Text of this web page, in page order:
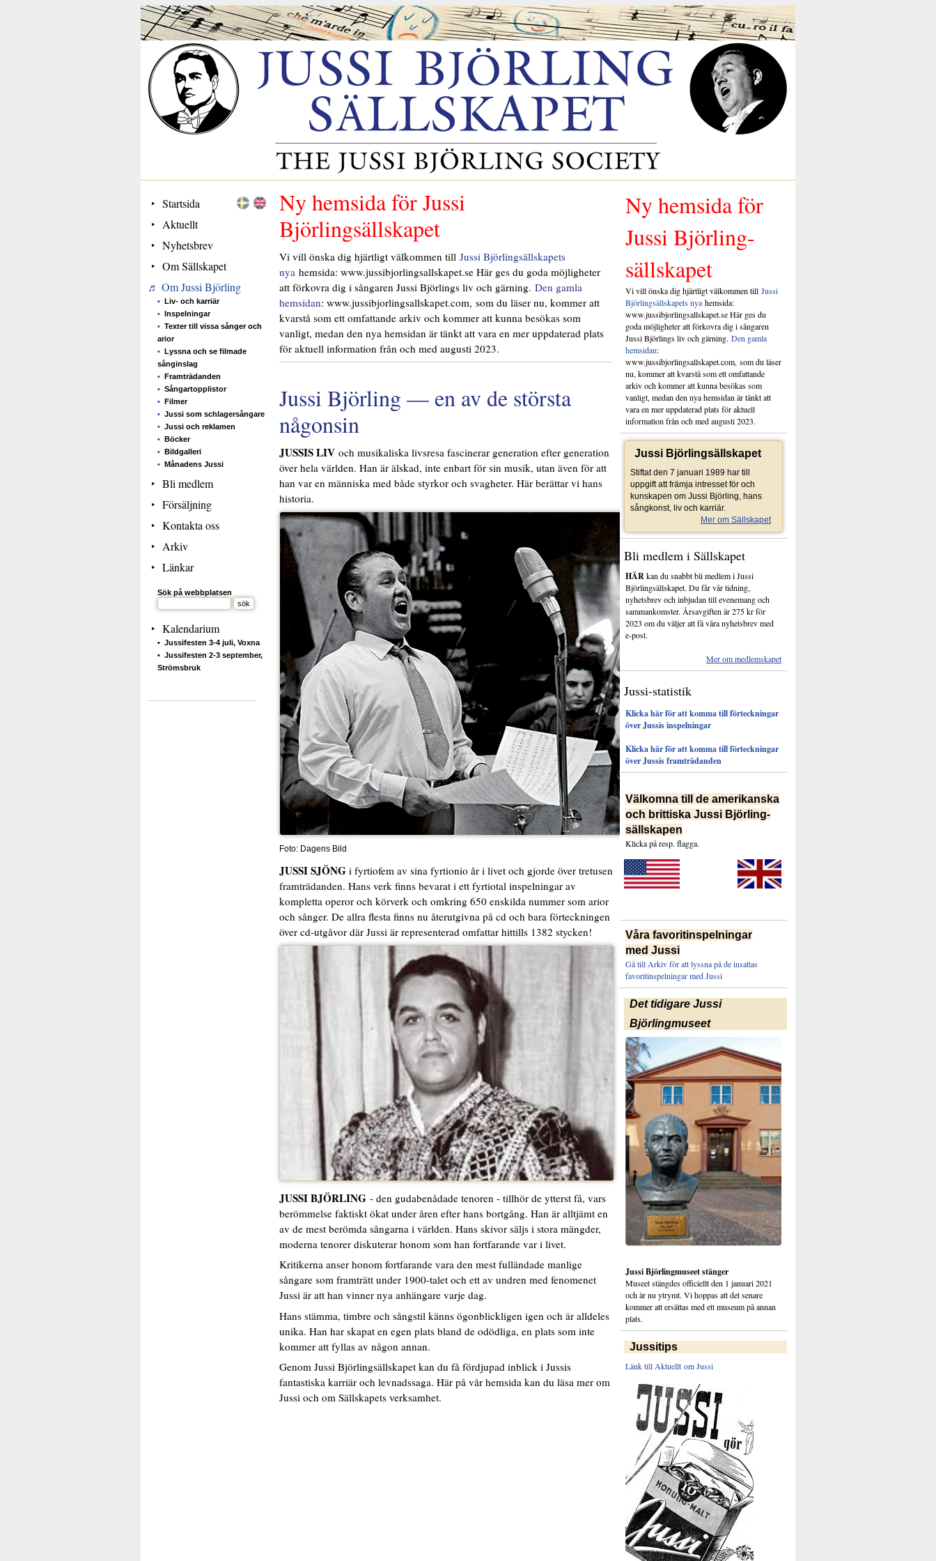
Startsida
Aktuellt
Nyhetsbrev
Om Sällskapet
Om Jussi Björling
Liv- och karriär
Inspelningar
Texter till vissa sånger och
arior
Lyssna och se filmade
sånginslag
Framträdanden
Sångartopplistor
Filmer
Jussi som schlagersångare
Jussi och reklamen
Böcker
Bildgalleri
Månadens Jussi
Bli medlem
Försäljning
Kontakta oss
Arkiv
Länkar
Sök på webbplatsen
Kalendarium
Jussifesten 3-4 juli, Voxna
Jussifesten 2-3 september,
Strömsbruk
Ny hemsida för Jussi
Björlingsällskapet
Vi vill önska dig hjärtligt välkommen till Jussi Björlingsällskapets
nyahemsida: www.jussibjorlingsallskapet.se Här ges du goda möjligheter
att förkovra dig i sångaren Jussi Björlings liv och gärning. Den gamla
hemsidan: www.jussibjorlingsallskapet.com, som du läser nu, kommer att
kvarstå som ett omfattande arkiv och kommer att kunna besökas som
vanligt, medan den nya hemsidan är tänkt att vara en mer uppdaterad plats
för aktuell information från och med augusti 2023.
Jussi Björling — en av de största
någonsin
JUSSIS LIV och musikaliska livsresa fascinerar generation efter generation
över hela världen. Han är älskad, inte enbart för sin musik, utan även för att
han var en människa med både styrkor och svagheter. Här berättar vi hans
historia.
Foto: Dagens Bild
JUSSI SJÖNGi fyrtiofem av sina fyrtionio år i livet och gjorde över tretusen
framträdanden. Hans verk finns bevarat i ett fyrtiotal inspelningar av
kompletta operor och körverk och omkring 650 enskilda nummer som arior
och sånger. De allra flesta finns nu återutgivna på cd och bara förteckningen
över cd-utgåvor där Jussi är representerad omfattar hittills 1382 stycken!
JUSSI BJÖRLING- den gudabenådade tenoren - tillhör de ytterst få, vars
berömmelse faktiskt ökat under åren efter hans bortgång. Han är alltjämt en
av de mest berömda sångarna i världen. Hans skivor säljs i stora mängder,
moderna tenorer diskuterar honom som han fortfarande var i livet.
Kritikerna anser honom fortfarande vara den mest fulländade manlige
sångare som framträtt under 1900-talet och ett av undren med fenomenet
Jussi är att han vinner nya anhängare varje dag.
Hans stämma, timbre och sångstil känns ögonblickligen igen och är alldeles
unika. Han har skapat en egen plats bland de odödliga, en plats som inte
kommer att fyllas av någon annan.
Genom Jussi Björlingsällskapet kan du få fördjupad inblick i Jussis
fantastiska karriär och levnadssaga. Här på vår hemsida kan du läsa mer om
Jussi och om Sällskapets verksamhet.
Ny hemsida för
Jussi Björling-
sällskapet
Vi vill önska dig hjärtligt välkommen till Jussi
Björlingsällskapets nyahemsida:
www.jussibjorlingsallskapet.se Här ges du
goda möjligheter att förkovra dig i sångaren
Jussi Björlings liv och gärning. Den gamla
hemsidan:
www.jussibjorlingsallskapet.com, som du läser
nu, kommer att kvarstå som ett omfattande
arkiv och kommer att kunna besökas som
vanligt, medan den nya hemsidan är tänkt att
vara en mer uppdaterad plats för aktuell
information från och med augusti 2023.
Jussi Björlingsällskapet
Stiftat den 7 januari 1989 har till
uppgift att främja intresset för och
kunskapen om Jussi Björling, hans
sångkonst, liv och karriär.
Mer om Sällskapet
Bli medlem i Sällskapet
HÄRkan du snabbt bli medlem i Jussi
Björlingsällskapet. Du får vår tidning,
nyhetsbrev och inbjudan till evenemang och
sammankomster. Årsavgiften är 275 kr för
2023 om du väljer att få våra nyhetsbrev med
e-post.
Mer om medlemskapet
Jussi-statistik
Klicka här för att komma till förteckningar
över Jussis inspelningar
Klicka här för att komma till förteckningar
över Jussis framträdanden
Välkomna till de amerikanska
och brittiska Jussi Björling-
sällskapen
Klicka på resp. flagga.
Våra favoritinspelningar
med Jussi
Gå till Arkiv för att lyssna på de insattas
favoritinspelningar med Jussi
Det tidigare Jussi
Björlingmuseet
Jussi Björlingmuseet stänger
Museet stängdes officiellt den 1 januari 2021
och är nu ytrymt. Vi hoppas att det senare
kommer att ersättas med ett museum på annan
plats.
Jussitips
Länk till Aktuellt om Jussi